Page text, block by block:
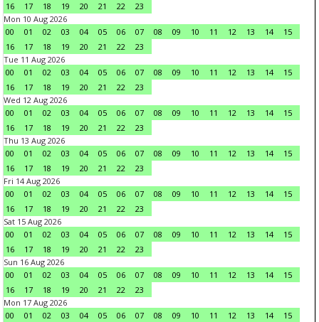
16
17 18 19 20 21 22
23
Mon 10 Aug 2026
00
01 02 03 04 05 06 07 08 09 10 11 12 13 14
15
16
17 18 19 20 21 22
23
Tue 11 Aug 2026
00
01 02 03 04 05 06 07 08 09 10 11 12 13 14
15
16
17 18 19 20 21 22
23
Wed 12 Aug 2026
00
01 02 03 04 05 06 07 08 09 10 11 12 13 14
15
16
17 18 19 20 21 22
23
Thu 13 Aug 2026
00
01 02 03 04 05 06 07 08 09 10 11 12 13 14
15
16
17 18 19 20 21 22
23
Fri 14 Aug 2026
00
01 02 03 04 05 06 07 08 09 10 11 12 13 14
15
16
17 18 19 20 21 22
23
Sat 15 Aug 2026
00
01 02 03 04 05 06 07 08 09 10 11 12 13 14
15
16
17 18 19 20 21 22
23
Sun 16 Aug 2026
00
01 02 03 04 05 06 07 08 09 10 11 12 13 14
15
16
17 18 19 20 21 22
23
Mon 17 Aug 2026
00
01 02 03 04 05 06 07 08 09 10 11 12 13 14 15